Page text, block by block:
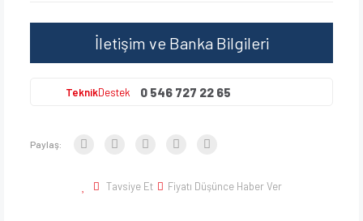
İletişim ve Banka Bilgileri
TeknikDestek 0 546 727 22 65
Paylaş:
Tavsiye Et Fiyatı Düşünce Haber Ver